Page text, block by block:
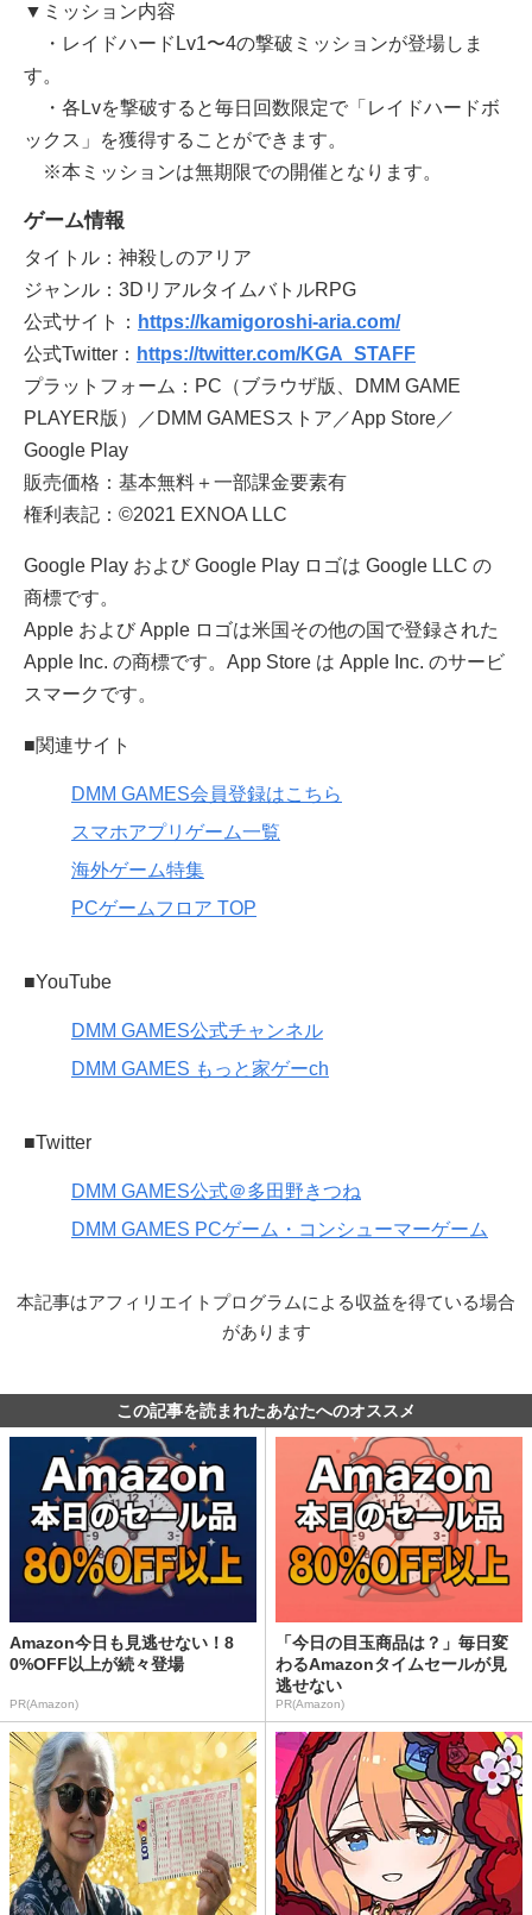
▼ミッション内容
・レイドハードLv1〜4の撃破ミッションが登場しま
す。
・各Lvを撃破すると毎日回数限定で「レイドハードボ
ックス」を獲得することができます。
※本ミッションは無期限での開催となります。
ゲーム情報
タイトル：神殺しのアリア
ジャンル：3DリアルタイムバトルRPG
公式サイト： https://kamigoroshi-aria.com/
公式Twitter： https://twitter.com/KGA_STAFF
プラットフォーム：PC（ブラウザ版、DMM GAME
PLAYER版）／DMM GAMESストア／App Store／
Google Play
販売価格：基本無料＋一部課金要素有
権利表記：©2021 EXNOA LLC
Google Play および Google Play ロゴは Google LLC の
商標です。
Apple および Apple ロゴは米国その他の国で登録された
Apple Inc. の商標です。App Store は Apple Inc. のサービ
スマークです。
■関連サイト
DMM GAMES会員登録はこちら
スマホアプリゲーム一覧
海外ゲーム特集
PCゲームフロア TOP
■YouTube
DMM GAMES公式チャンネル
DMM GAMES もっと家ゲーch
■Twitter
DMM GAMES公式＠多田野きつね
DMM GAMES PCゲーム・コンシューマーゲーム
本記事はアフィリエイトプログラムによる収益を得ている場合
があります
この記事を読まれたあなたへのオススメ
Amazon今日も見逃せない！8
0%OFF以上が続々登場
PR(Amazon)
「今日の目玉商品は？」毎日変
わるAmazonタイムセールが見
逃せない
PR(Amazon)